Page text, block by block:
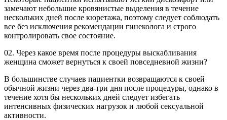
замечают небольшие кровянистые выделения в течение
нескольких дней после кюретажа, поэтому следует соблюдать
все без исключения рекомендации гинеколога и строго
контролировать свое состояние.
02. Через какое время после процедуры выскабливания
женщина сможет вернуться к своей повседневной жизни?
В большинстве случаев пациентки возвращаются к своей
обычной жизни через два-три дня после процедуры, однако в
течение хотя бы нескольких дней следует избегать
интенсивных физических нагрузок и любой сексуальной
активности.